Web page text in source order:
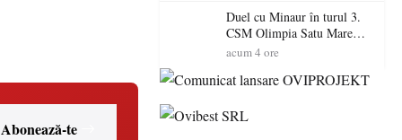
Abonează-te
„Oțeloaia rămâne un brand
al Codrului”
Duel cu Minaur în turul 3.
CSM Olimpia Satu Mare
începe aventura în Cupa
acum 4 ore